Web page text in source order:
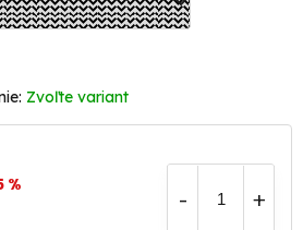
Zvoľte variant
%